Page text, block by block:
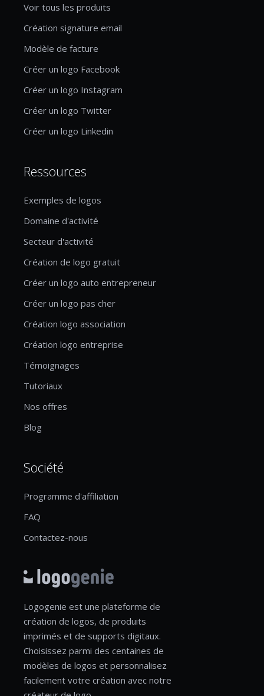
Voir tous les produits
Création signature email
Modèle de facture
Créer un logo Facebook
Créer un logo Instagram
Créer un logo Twitter
Créer un logo Linkedin
Ressources
Exemples de logos
Domaine d'activité
Secteur d'activité
Création de logo gratuit
Créer un logo auto entrepreneur
Créer un logo pas cher
Création logo association
Création logo entreprise
Témoignages
Tutoriaux
Nos offres
Blog
Société
Programme d'affiliation
FAQ
Contactez-nous
Logogenie est une plateforme de
création de logos, de produits
imprimés et de supports digitaux.
Choisissez parmi des centaines de
modèles de logos et personnalisez
facilement votre création avec notre